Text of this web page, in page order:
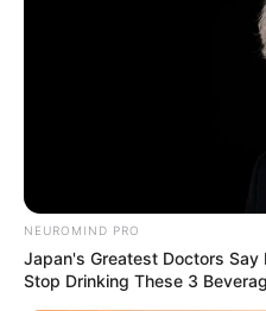
อาหารจานไหน เหมือน ความรัก ข
บ้าง สดใส มีความสุข ทะเลาะกัน ไ
ความรัก ของคุณในตอนนี้ เปรียบเ
Home / ดูดวง / อาหารจานไหน เห
ดูดวง|
5 ก.พ. 2013
NEUROMIND PRO
Japan's Greatest Doctors
Stop Drinking These 3